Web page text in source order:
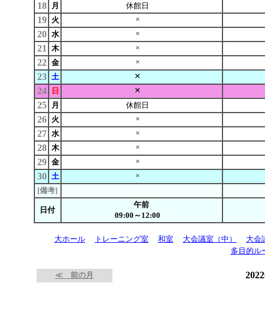
18 月 休館日
19 火 ×
20 水 ×
21 木 ×
22 金 ×
23 土 ✕
24 日 ✕
25 月 休館日
26 火 ×
27 水 ×
28 木 ×
29 金 ×
30 土
×
[備考]
日付
午前
09:00～12:00
大ホール トレーニング室 和室 大会議室（中）
大会
多目的ル
≪ 前の月